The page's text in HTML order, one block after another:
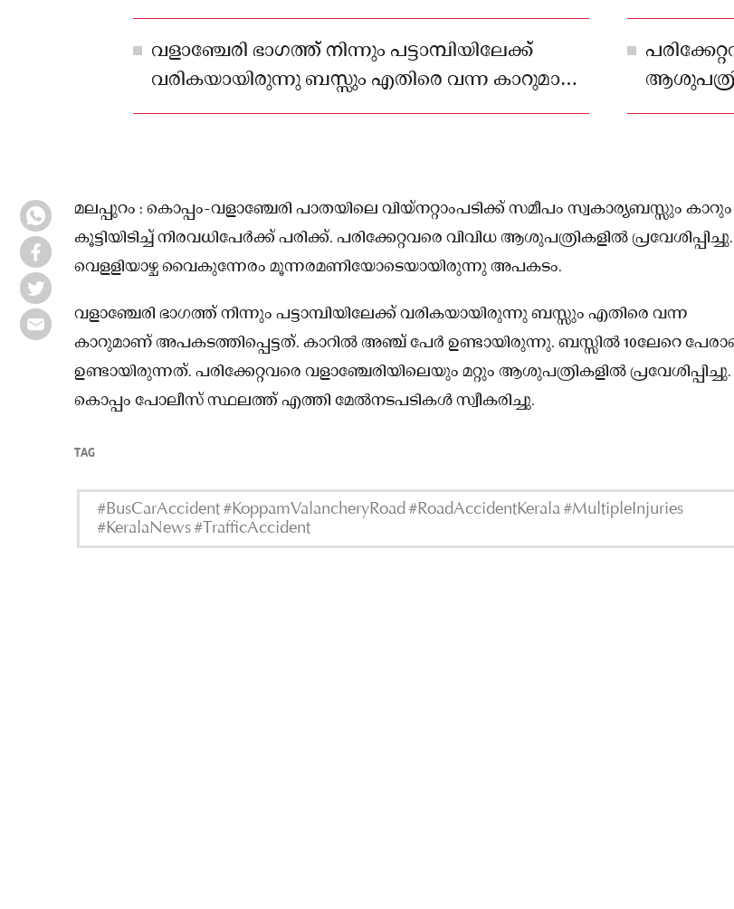
നിരവധിപേർക്ക് പരിക്ക്.
വളാഞ്ചേരി ഭാഗത്ത് നിന്നും പട്ടാമ്പിയിലേക്ക്
വരികയായിരുന്നു ബസ്സും എതിരെ വന്ന കാറുമാണ്
അപകടത്തിപ്പെട്ടത്.
മലപ്പുറം : കൊപ്പം-വളാഞ്ചേരി പാതയിലെ വിയ്‌നറ്റാംപടിക്ക് സമീപം സ്വകാര്യബസ്സും കാറും
കൂട്ടിയിടിച്ച് നിരവധിപേർക്ക് പരിക്ക്. പരിക്കേറ്റവരെ വിവിധ ആശുപത്രികളിൽ പ്രവേശിപ്പിച്ചു.
വെളളിയാഴ്ച വൈകുന്നേരം മൂന്നരമണിയോടെയായിരുന്നു അപകടം.
വളാഞ്ചേരി ഭാഗത്ത് നിന്നും പട്ടാമ്പിയിലേക്ക് വരികയായിരുന്നു ബസ്സും എതിരെ വന്ന
കാറുമാണ് അപകടത്തിപ്പെട്ടത്. കാറിൽ അഞ്ച് പേർ ഉണ്ടായിരുന്നു. ബസ്സിൽ 10ലേറെ
ഉണ്ടായിരുന്നത്. പരിക്കേറ്റവരെ വളാഞ്ചേരിയിലെയും മറ്റും ആശുപത്രികളിൽ പ്രവേശിപ്പിച്ചു.
കൊപ്പം പോലീസ് സ്ഥലത്ത് എത്തി മേൽനടപടികൾ സ്വീകരിച്ചു.
TAG
#BusCarAccident #KoppamValancheryRoad #RoadAccidentKerala #MultipleInjuries
#KeralaNews #TrafficAccident